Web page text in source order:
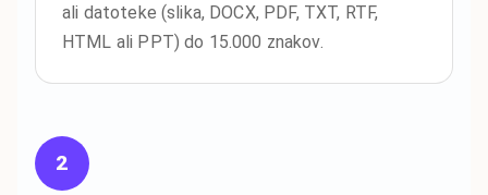
ali datoteke (slika, DOCX, PDF, TXT, RTF,
HTML ali PPT) do 15.000 znakov.
2